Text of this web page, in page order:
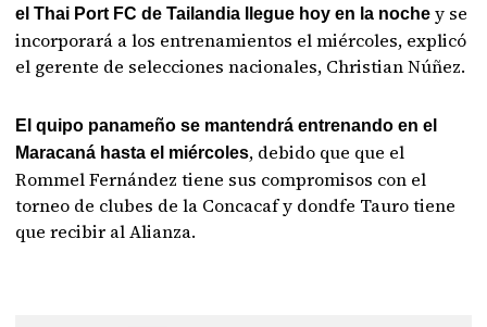
el Thai Port FC de Tailandia llegue hoy en la nochey se
incorporará a los entrenamientos el miércoles, explicó
el gerente de selecciones nacionales, Christian Núñez.
El quipo panameño se mantendrá entrenando en el
Maracaná hasta el miércoles, debido que que el
Rommel Fernández tiene sus compromisos con el
torneo de clubes de la Concacaf y dondfe Tauro tiene
que recibir al Alianza.